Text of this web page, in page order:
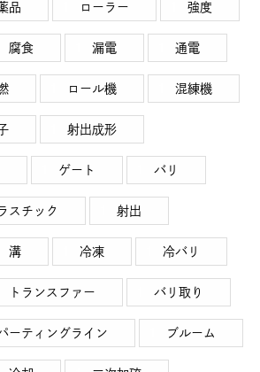
品 ローラー 強度
腐食 漏電 通電
ロール機 混練機
射出成形
ゲート バリ
スチック 射出
溝 冷凍 冷バリ
トランスファー バリ取り
ーティングライン ブルーム